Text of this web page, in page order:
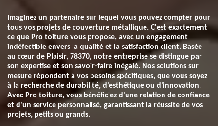
Imaginez un partenaire sur lequel vous pouvez compter pour
tous vos projets de couverture métallique. C'est exactement
ce que Pro toiture vous propose, avec un engagement
indéfectible envers la qualité et la satisfaction client. Basée
au cœur de Plaisir, 78370, notre entreprise se distingue par
son expertise et son savoir-faire inégalé. Nos solutions sur
mesure répondent à vos besoins spécifiques, que vous soyez
à la recherche de durabilité, d'esthétique ou d'innovation.
Avec Pro toiture, vous bénéficiez d'une relation de confiance
et d'un service personnalisé, garantissant la réussite de vos
projets, petits ou grands.